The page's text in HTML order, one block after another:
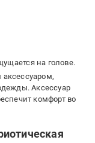
на голове.
Аксессуар
комфорт во